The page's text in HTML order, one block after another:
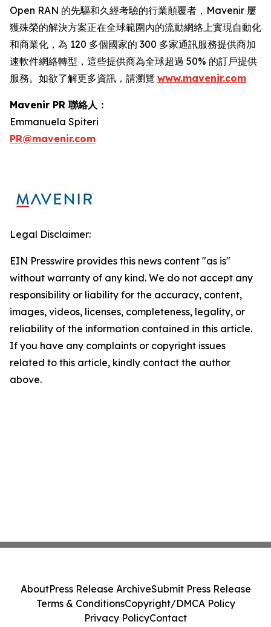
Open RAN 的先驅和久經考驗的行業顛覆者，Mavenir 屢
獲殊榮的解決方案正在全球範圍內的流動網絡上實現自動化
和商業化，為 120 多個國家的 300 多家通訊服務提供商加
速軟件網絡轉型，這些提供商為全球超過 50% 的訂戶提供
服務。如欲了解更多資訊，請瀏覽 www.mavenir.com
Mavenir PR 聯絡人：
Emmanuela Spiteri
PR@mavenir.com
Legal Disclaimer:
EIN Presswire provides this news content "as is"
without warranty of any kind. We do not accept any
responsibility or liability for the accuracy, content,
images, videos, licenses, completeness, legality, or
reliability of the information contained in this article.
If you have any complaints or copyright issues
related to this article, kindly contact the author
above.
AboutPress Release ArchiveSubmit Press Release
Terms & ConditionsCopyright/DMCA Policy
Privacy PolicyContact